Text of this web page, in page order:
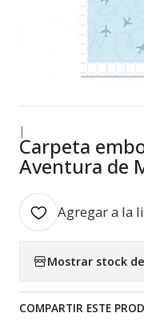
|
Carpeta
Aventura de
Agregar a la
Mostrar stock
COMPARTIR ESTE